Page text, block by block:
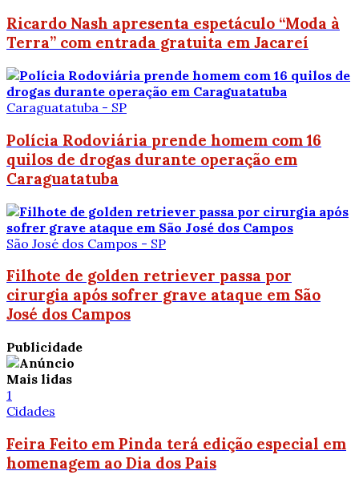
Ricardo Nash apresenta espetáculo “Moda à
Terra” com entrada gratuita em Jacareí
Caraguatatuba - SP
Polícia Rodoviária prende homem com 16
quilos de drogas durante operação em
Caraguatatuba
São José dos Campos - SP
Filhote de golden retriever passa por
cirurgia após sofrer grave ataque em São
José dos Campos
Publicidade
Mais lidas
1
Cidades
Feira Feito em Pinda terá edição especial em
homenagem ao Dia dos Pais